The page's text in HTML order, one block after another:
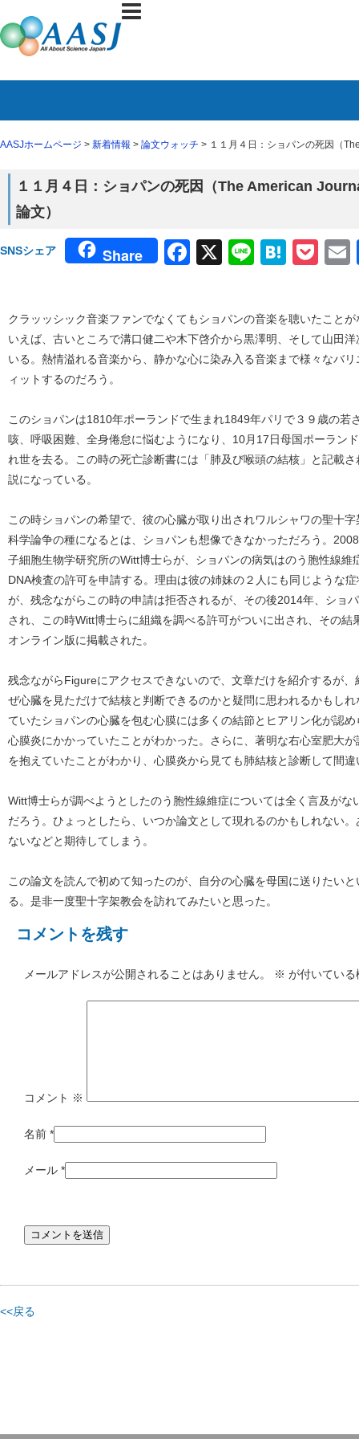
AASJホームページ > 新着情報 > 論文ウォッチ > １１月４日：ショパンの死因（
１１月４日：ショパンの死因（The American
論文）
SNSシェア Share Facebook
X Line
クラッッシック音楽ファンでなくてもショパンの音楽を聴いたこと
いえば、古いところで溝口健二や木下啓介から黒澤明、そして山田
いる。熱情溢れる音楽から、静かな心に染み入る音楽まで様々なバ
ィットするのだろう。
このショパンは1810年ポーランドで生まれ1849年パリで３９歳の若
咳、呼吸困難、全身倦怠に悩むようになり、10月17日母国ポーラン
れ世を去る。この時の死亡診断書には「肺及び喉頭の結核」と記載
説になっている。
この時ショパンの希望で、彼の心臓が取り出されワルシャワの聖十
科学論争の種になるとは、ショパンも想像できなかっただろう。
子細胞生物学研究所のWitt博士らが、ショパンの病気はのう胞性線維
DNA検査の許可を申請する。理由は彼の姉妹の２人にも同じような
が、残念ながらこの時の申請は拒否されるが、その後2014年、ショ
され、この時Witt博士らに組織を調べる許可がついに出され、その
オンライン版に掲載された。
残念ながらFigureにアクセスできないので、文章だけを紹介するが
ぜ心臓を見ただけで結核と判断できるのかと疑問に思われるかもし
ていたショパンの心臓を包む心膜には多くの結節とヒアリン化が認
心膜炎にかかっていたことがわかった。さらに、著明な右心室肥大
を抱えていたことがわかり、心膜炎から見ても肺結核と診断して間
Witt博士らが調べようとしたのう胞性線維症については全く言及が
だろう。ひょっとしたら、いつか論文として現れるのかもしれない
ないなどと期待してしまう。
この論文を読んで初めて知ったのが、自分の心臓を母国に送りたい
る。是非一度聖十字架教会を訪れてみたいと思った。
コメントを残す
メールアドレスが公開されることはありません。 ※ が付いてい
コメント ※
名前 *
メール *
<<戻る